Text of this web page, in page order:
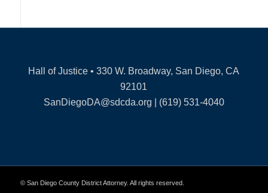
Hall of Justice • 330 W. Broadway, San Diego, CA
92101
SanDiegoDA@sdcda.org | (619) 531-4040
© San Diego County District Attorney. All rights reserved.